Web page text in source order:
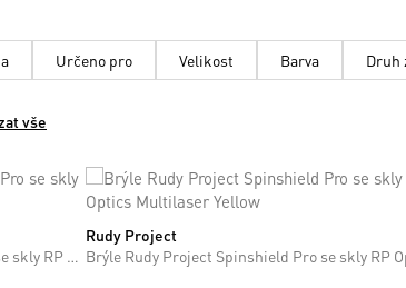
Určeno pro Velikost Barva Druh
vše
Černé brýle Rudy Project Spinshield Pro se skly RP Optics Multilaser Red
ONE SIZE
Rudy Project